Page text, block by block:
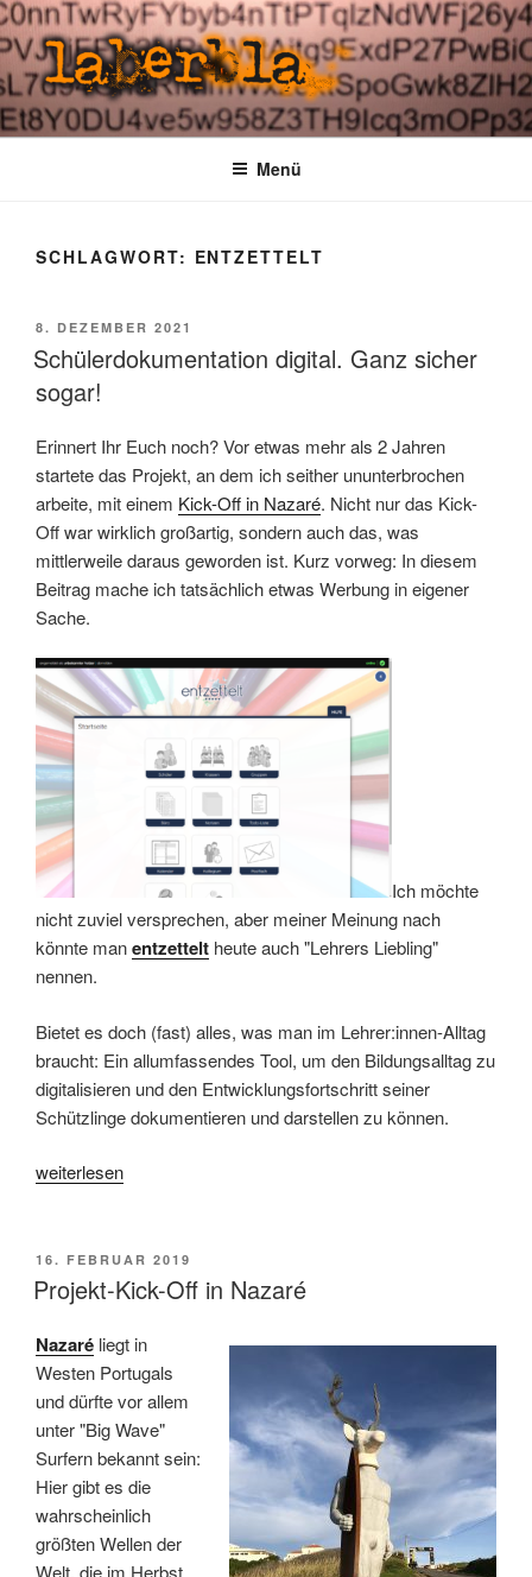
Zum
Inhalt
springen
LABERBLA
laber mal
Menü
SCHLAGWORT: ENTZETTELT
VERÖFFENTLICHT
AM
8. DEZEMBER 2021
Schülerdokumentation digital. Ganz sicher
sogar!
Erinnert Ihr Euch noch? Vor etwas mehr als 2 Jahren
startete das Projekt, an dem ich seither ununterbrochen
arbeite, mit einem Kick-Off in Nazaré. Nicht nur das Kick-
Off war wirklich großartig, sondern auch das, was
mittlerweile daraus geworden ist. Kurz vorweg: In diesem
Beitrag mache ich tatsächlich etwas Werbung in eigener
Sache.
Ich möchte
nicht zuviel versprechen, aber meiner Meinung nach
könnte manentzettelt heute auch "Lehrers Liebling"
nennen.
Bietet es doch (fast) alles, was man im Lehrer:innen-Alltag
braucht: Ein allumfassendes Tool, um den Bildungsalltag zu
digitalisieren und den Entwicklungsfortschritt seiner
Schützlinge dokumentieren und darstellen zu können.
„Schülerdokumentation
sicher
sogar!“
weiterlesen
VERÖFFENTLICHT
AM
16. FEBRUAR 2019
Projekt-Kick-Off in Nazaré
Nazaré liegt in
Westen Portugals
und dürfte vor allem
unter "Big Wave"
Surfern bekannt sein:
Hier gibt es die
wahrscheinlich
größten Wellen der